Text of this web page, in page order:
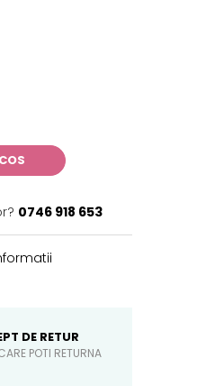
0746 918 653
DE RETUR
POTI RETURNA